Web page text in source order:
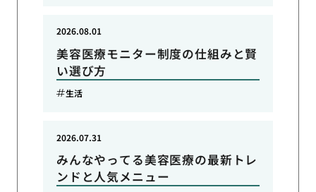
美容医療モニター制度の仕組みと賢
い選び方
2026.08.01
生活
みんなやってる美容医療の最新トレ
ンドと人気メニュー
2026.07.31